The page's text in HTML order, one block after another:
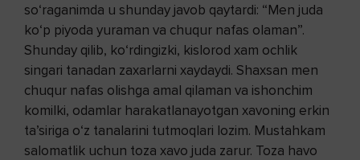
so‘raganimda u shunday javob qaytardi: “Men juda
ko‘p piyoda yuraman va chuqur nafas olaman”.
Shunday qilib, ko‘rdingizki, kislorod xam ochlik
singari tanadan zaxarlarni xaydaydi. Shaxsan men
chuqur nafas olishga amal qilaman va ishonchim
komilki, odamlar harakatlanayotgan xavoning erkin
ta’siriga o‘z tanalarini tutmoqlari lozim. Mustahkam
salomatlik uchun toza xavo juda zarur. Toza havo